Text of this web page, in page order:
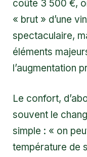
coûte 3 500 €,
« brut » d’une
spectaculaire,
éléments
l’augmentation
Le confort,
souvent le
simple : « on
température de